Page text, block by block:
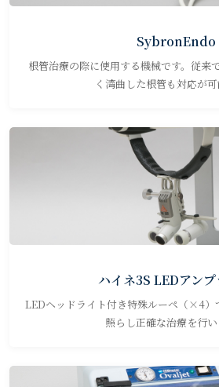
SybronEndo
根管治療の際に使用する機械です。従来
く湾曲した根管も対応が可
ハイネ3S LEDアンプ
LEDヘッドライト付き特殊ルーペ（×4）
照らし正確な治療を行い